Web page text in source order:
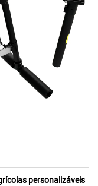
personalizáveis